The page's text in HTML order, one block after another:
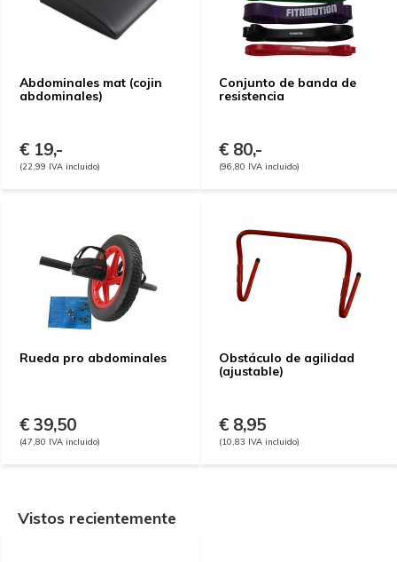
Abdominales mat (cojin
abdominales)
€ 19,-
(22,99 IVA incluido)
Conjunto de banda de
resistencia
€ 80,-
(96,80 IVA incluido)
Rueda pro abdominales
€ 39,50
(47,80 IVA incluido)
Obstáculo de agilidad
(ajustable)
€ 8,95
(10,83 IVA incluido)
Vistos recientemente